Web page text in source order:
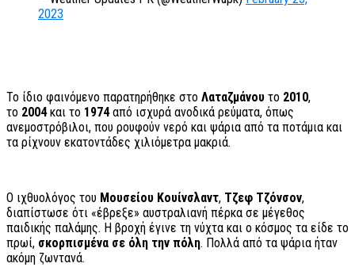
2023
Το ίδιο φαινόμενο παρατηρήθηκε στο Λαταζμάνου το 2010,
το 2004και το 1974από ισχυρά ανοδικά ρεύματα, όπως
ανεμοστρόβιλοι, που ρουφούν νερό και ψάρια από τα ποτάμια και
τα ρίχνουν εκατοντάδες χιλιόμετρα μακριά.
Ο ιχθυολόγος του Μουσείου Κουίνσλαντ, Τζεφ Τζόνσον,
διαπίστωσε ότι «έβρεξε» αυστραλιανή πέρκα σε μέγεθος
παιδικής παλάμης. Η βροχή έγινε τη νύχτα και ο κόσμος τα είδε το
πρωί, σκορπισμένα σε όλη την πόλη. Πολλά από τα ψάρια ήταν
ακόμη ζωντανά.